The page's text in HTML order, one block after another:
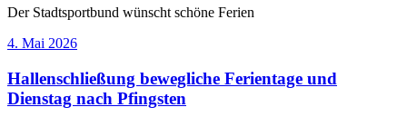
Der Stadtsportbund wünscht schöne Ferien
Veröffentlicht
4. Mai 2026
Hallenschließung bewegliche Ferientage und
Dienstag nach Pfingsten